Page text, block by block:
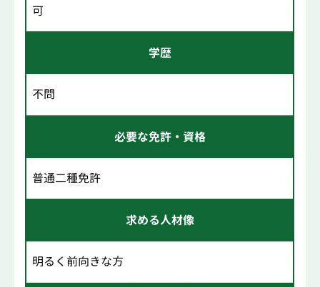
可
学歴
不問
必要な免許・資格
普通二種免許
求める人材像
明るく前向きな方